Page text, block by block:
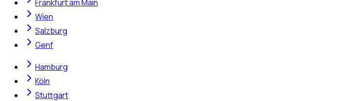
Frankfurt am Main
Wien
Salzburg
Genf
Hamburg
Köln
Stuttgart